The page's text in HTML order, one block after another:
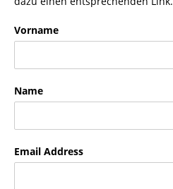
Vorname
Name
Email Address